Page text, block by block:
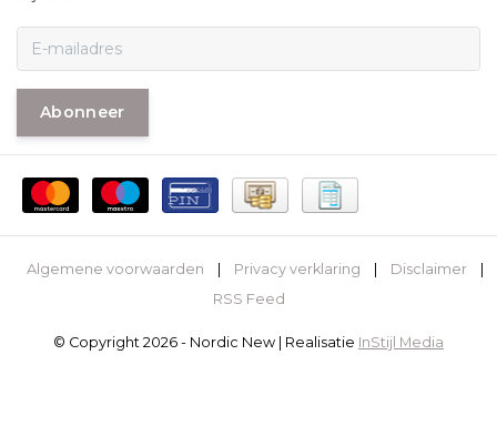
Abonneer
Algemene voorwaarden Privacy verklaring Disclaimer
RSS Feed
© Copyright 2026 - Nordic New | Realisatie InStijl Media